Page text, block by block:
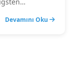
Devamını Oku